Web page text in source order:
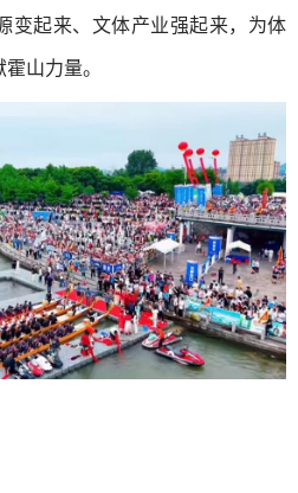
变起来、文体产业强起来，为体
山力量。